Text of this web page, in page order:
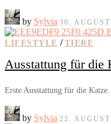
by Sylvia 30.
LIFESTYLE / TIERE
Ausstattung für die
Erste Ausstattung für die
by Sylvia 22.